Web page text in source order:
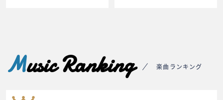
Music Ranking 楽曲ランキング